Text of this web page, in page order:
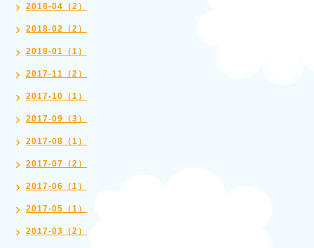
2018-04（2）
2018-02（2）
2018-01（1）
2017-11（2）
2017-10（1）
2017-09（3）
2017-08（1）
2017-07（2）
2017-06（1）
2017-05（1）
2017-03（2）